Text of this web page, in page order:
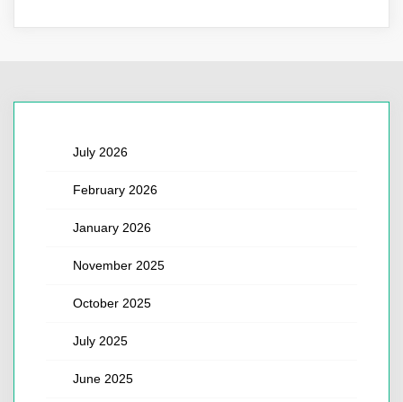
July 2026
February 2026
January 2026
November 2025
October 2025
July 2025
June 2025